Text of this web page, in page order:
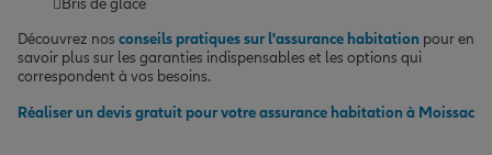
Découvrez nos conseils pratiques sur l'assurance habitation pour en
savoir plus sur les garanties indispensables et les options qui
correspondent à vos besoins.
Réaliser un devis gratuit pour votre assurance habitation à Moissac